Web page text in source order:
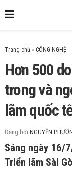
Trang chủ »
Hơn 500
trong và
lãm quốc
Đăng bởi NGUYỄN
Sáng ngày 16/
Triển lãm Sài